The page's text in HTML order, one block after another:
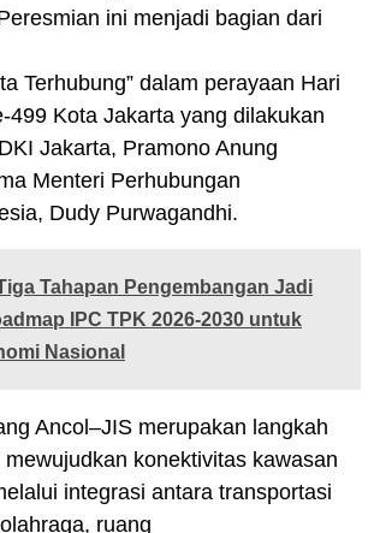
ini menjadi bagian dari
Terhubung” dalam perayaan Hari
499 Kota Jakarta yang dilakukan
Jakarta, Pramono Anung
Menteri Perhubungan
Dudy Purwagandhi.
Tahapan Pengembangan Jadi
IPC TPK 2026-2030 untuk
Nasional
Ancol–JIS merupakan langkah
konektivitas kawasan
integrasi antara transportasi
ruang